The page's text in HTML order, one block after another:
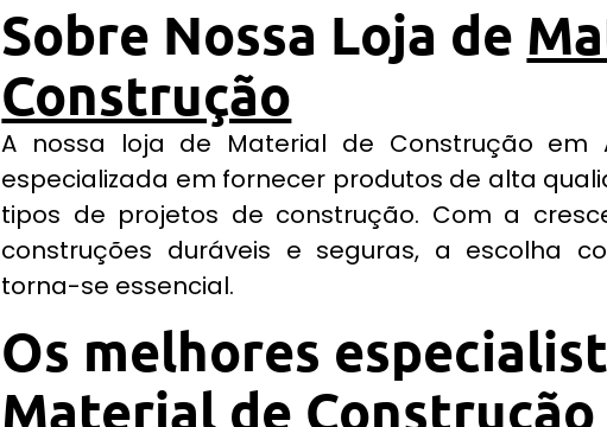
Sobre Nossa Loja de
Construção
A nossa loja de Material de Construção em
especializada em fornecer produtos de alta
tipos de projetos de construção. Com a
construções duráveis e seguras, a escolha
torna-se essencial.
Os melhores
Material de Construção